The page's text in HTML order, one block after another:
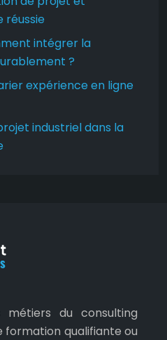
réussie
intégrer la
?
expérience en ligne
industriel dans la
du consulting
formation qualifiante ou